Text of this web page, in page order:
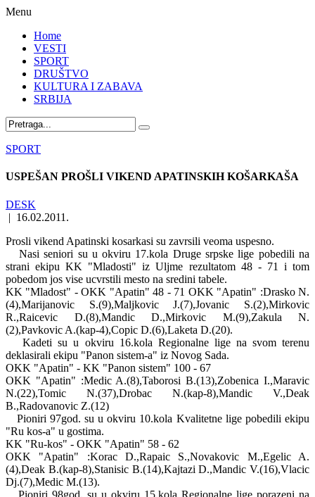
Menu
Home
VESTI
SPORT
DRUŠTVO
KULTURA I ZABAVA
SRBIJA
SPORT
USPEŠAN PROŠLI VIKEND APATINSKIH KOŠARKAŠA
DESK
| 16.02.2011.
Prosli vikend Apatinski kosarkasi su zavrsili veoma uspesno.
Nasi seniori su u okviru 17.kola Druge srpske lige pobedili na
strani ekipu KK "Mladosti" iz Uljme rezultatom 48 - 71 i tom
pobedom jos vise ucvrstili mesto na sredini tabele.
KK "Mladost" - OKK "Apatin" 48 - 71 OKK "Apatin" :Drasko N.
(4),Marijanovic S.(9),Maljkovic J.(7),Jovanic S.(2),Mirkovic
R.,Raicevic D.(8),Mandic D.,Mirkovic M.(9),Zakula N.
(2),Pavkovic A.(kap-4),Copic D.(6),Laketa D.(20).
Kadeti su u okviru 16.kola Regionalne lige na svom terenu
deklasirali ekipu "Panon sistem-a" iz Novog Sada.
OKK "Apatin" - KK "Panon sistem" 100 - 67
OKK "Apatin" :Medic A.(8),Taborosi B.(13),Zobenica I.,Maravic
N.(22),Tomic N.(37),Drobac N.(kap-8),Mandic V.,Deak
B.,Radovanovic Z.(12)
Pioniri 97god. su u okviru 10.kola Kvalitetne lige pobedili ekipu
"Ru kos-a" u gostima.
KK "Ru-kos" - OKK "Apatin" 58 - 62
OKK "Apatin" :Korac D.,Rapaic S.,Novakovic M.,Egelic A.
(4),Deak B.(kap-8),Stanisic B.(14),Kajtazi D.,Mandic V.(16),Vlacic
Dj.(7),Medic M.(13).
Pioniri 98god. su u okviru 15.kola Regionalne lige porazeni na